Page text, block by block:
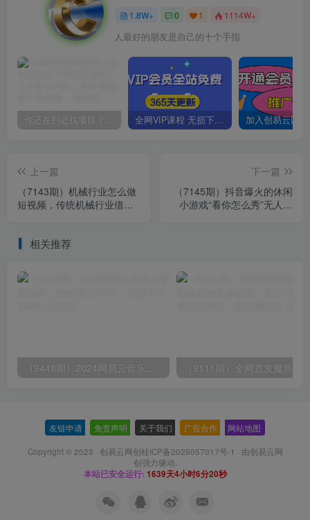
1.8W+ 0 1 1114W+
人最好的朋友是自己的十个手指
你还在到处找项目？还在当韭菜？我靠卖项目一个月收入5万+，曾经我也是个失败者。 全网VIP课程 无损下载~
上一篇
（7143期）机械行业怎么做
短视频，传统机械行业借助
下一篇
（7145期）抖音爆火的休闲
小游戏“看你怎么秀”无人直
相关推荐
友链申请 免责声明 关于我们 广告合作 网站地图
Copyright © 2023 · 创易云网创桂ICP备2025057017号-1 · 由创易云网
创强力驱动.
本站已安全运行: 1639天4小时6分21秒